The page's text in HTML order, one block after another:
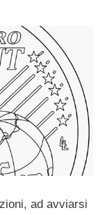
ad avviarsi